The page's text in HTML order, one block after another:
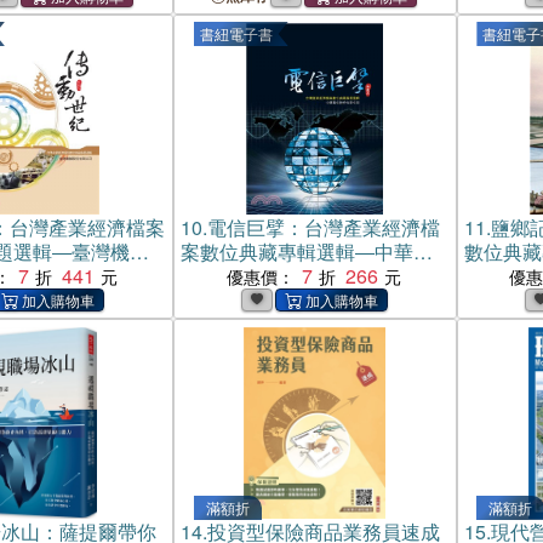
台灣產業經濟檔案
選輯―臺灣機械
印記七(電子書)
7 441
書紐電子書
10.電信巨擘：台灣產業經濟檔
案數位典藏專輯選輯―中華電
信股份有限公司‧印記六(電子
優惠價： 7 266
書紐電
11.鹽鄉
數位典
份有限
優
山：薩提爾帶你
滿額折
14.投資型保險商品業務員速成
滿額折
15.現代